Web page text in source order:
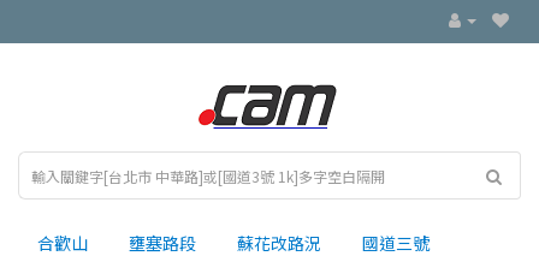
合歡山 壅塞路段 蘇花改路況 國道三號